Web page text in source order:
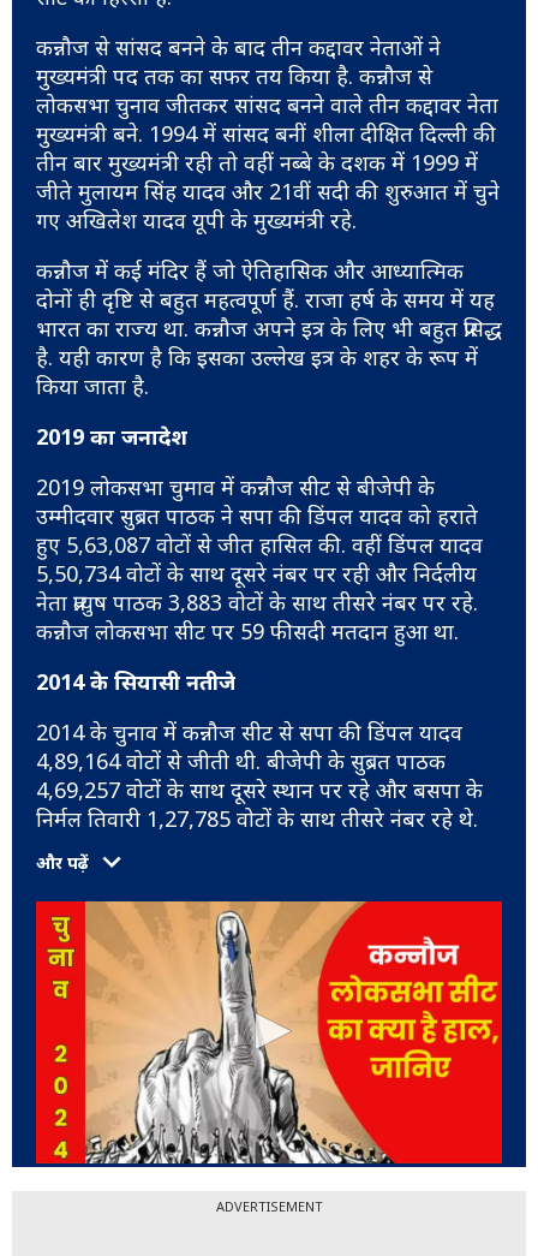
कन्नौज से सांसद बनने के बाद तीन कद्दावर नेताओं ने
मुख्यमंत्री पद तक का सफर तय किया है. कन्नौज से
लोकसभा चुनाव जीतकर सांसद बनने वाले तीन कद्दावर नेता
मुख्यमंत्री बने. 1994 में सांसद बनीं शीला दीक्षित दिल्ली की
तीन बार मुख्यमंत्री रही तो वहीं नब्बे के दशक में 1999 में
जीते मुलायम सिंह यादव और 21वीं सदी की शुरुआत में चुने
गए अखिलेश यादव यूपी के मुख्यमंत्री रहे.
कन्नौज में कई मंदिर हैं जो ऐतिहासिक और आध्यात्मिक
दोनों ही दृष्टि से बहुत महत्वपूर्ण हैं. राजा हर्ष के समय में यह
भारत का राज्य था. कन्नौज अपने इत्र के लिए भी बहुत प्रसिद्ध
है. यही कारण है कि इसका उल्लेख इत्र के शहर के रूप में
किया जाता है.
2019 का जनादेश
2019 लोकसभा चुमाव में कन्नौज सीट से बीजेपी के
उम्मीदवार सुब्रत पाठक ने सपा की डिंपल यादव को हराते
हुए 5,63,087 वोटों से जीत हासिल की. वहीं डिंपल यादव
5,50,734 वोटों के साथ दूसरे नंबर पर रही और निर्दलीय
नेता प्रत्युष पाठक 3,883 वोटों के साथ तीसरे नंबर पर रहे.
कन्नौज लोकसभा सीट पर 59 फीसदी मतदान हुआ था.
2014 के सियासी नतीजे
2014 के चुनाव में कन्नौज सीट से सपा की डिंपल यादव
4,89,164 वोटों से जीती थी. बीजेपी के सुब्रत पाठक
4,69,257 वोटों के साथ दूसरे स्थान पर रहे और बसपा के
निर्मल तिवारी 1,27,785 वोटों के साथ तीसरे नंबर रहे थे.
और पढ़ें
ADVERTISEMENT